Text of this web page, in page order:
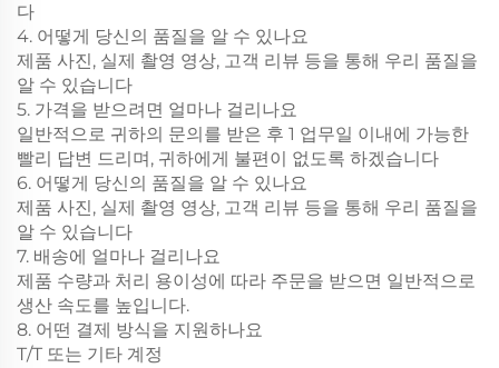
다
4. 어떻게 당신의 품질을 알 수 있나요
제품 사진, 실제 촬영 영상, 고객 리뷰 등을 통해 우리 품질을
알 수 있습니다
5. 가격을 받으려면 얼마나 걸리나요
일반적으로 귀하의 문의를 받은 후 1 업무일 이내에 가능한
빨리 답변 드리며, 귀하에게 불편이 없도록 하겠습니다
6. 어떻게 당신의 품질을 알 수 있나요
제품 사진, 실제 촬영 영상, 고객 리뷰 등을 통해 우리 품질을
알 수 있습니다
7. 배송에 얼마나 걸리나요
제품 수량과 처리 용이성에 따라 주문을 받으면 일반적으로
생산 속도를 높입니다.
8. 어떤 결제 방식을 지원하나요
T/T 또는 기타 계정